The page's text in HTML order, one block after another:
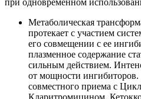
Метаболическая
протекает с участием
его совмещении с ее
плазменное содержание
сильным действием.
от мощности ингибиторов.
совместного приема с
Кларитромицином,